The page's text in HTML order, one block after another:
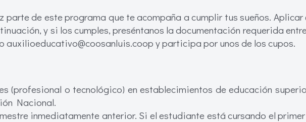
de este programa que te acompaña a cumplir tus sueños. Aplicar
y si los cumples, preséntanos la documentación requerida
auxilioeducativo@coosanluis.coop y participa por unos de los cupos.
(profesional o tecnológico) en establecimientos de educación
Nacional.
inmediatamente anterior. Si el estudiante está cursando el